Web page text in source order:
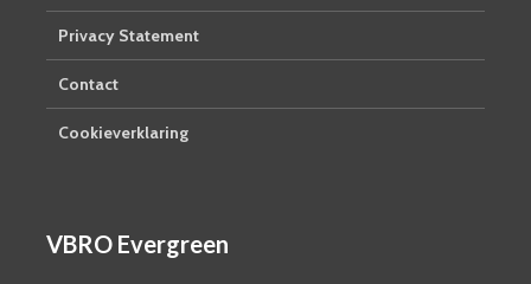
Privacy Statement
Contact
Cookieverklaring
VBRO Evergreen